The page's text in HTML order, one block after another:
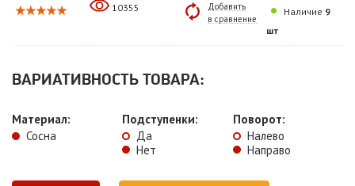
10355
Добавить
в сравнение
Наличие 9
шт
ВАРИАТИВНОСТЬ ТОВАРА:
Материал:
Сосна
Подступенки:
Да
Нет
Поворот:
Налево
Направо